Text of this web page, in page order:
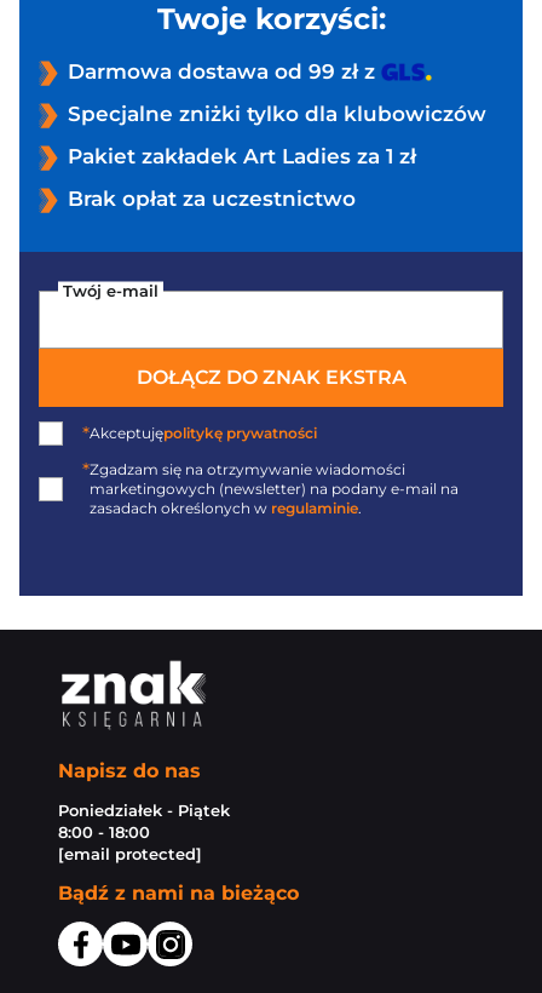
Twoje korzyści:
Darmowa dostawa od 99 zł z
Specjalne zniżki tylko dla klubowiczów
Pakiet zakładek Art Ladies za 1 zł
Brak opłat za uczestnictwo
Twój e-mail
DOŁĄCZ DO ZNAK EKSTRA
*Akceptujępolitykę prywatności
*Zgadzam się na otrzymywanie wiadomości
marketingowych (newsletter) na podany e-mail na
zasadach określonych w regulaminie.
Napisz do nas
Poniedziałek - Piątek
8:00 - 18:00
[email protected]
Bądź z nami na bieżąco